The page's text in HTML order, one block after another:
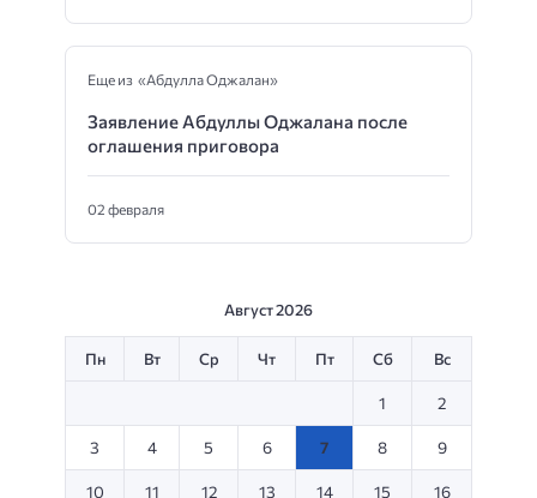
Еще из «Абдулла Оджалан»
Заявление Абдуллы Оджалана после
оглашения приговора
02 февраля
Август 2026
Пн Вт Ср Чт Пт Сб Вс
1 2
3 4 5 6 7 8 9
10 11 12 13 14 15 16